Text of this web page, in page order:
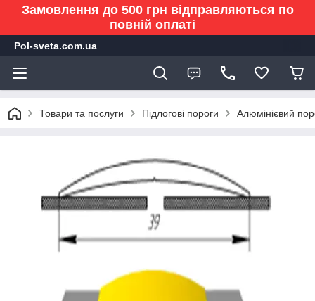
Замовлення до 500 грн відправляються по
повній оплаті
Pol-sveta.com.ua
Товари та послуги Підлогові пороги Алюмінієвий